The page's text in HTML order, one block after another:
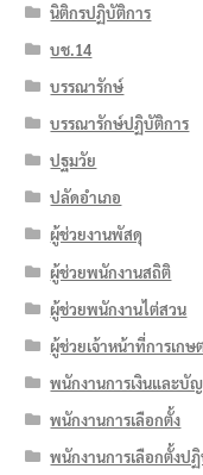
นิติกรปฏิบัติการ
บช.14
บรรณารักษ์
บรรณารักษ์ปฏิบัติการ
ปฐมวัย
ปลัดอำเภอ
ผู้ช่วยงานพัสดุ
ผู้ช่วยพนักงานสถิติ
ผู้ช่วยพนักงานไต่สวน
ผู้ช่วยเจ้าหน้าที่การเกษ
พนักงานการเงินและบั
พนักงานการเลือกตั้ง
พนักงานการเลือกตั้งป